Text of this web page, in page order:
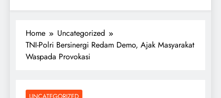
Home
Uncategorized
TNI-Polri Bersinergi Redam Demo, Ajak Masyarakat
Waspada Provokasi